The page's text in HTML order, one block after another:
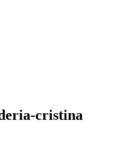
cristina